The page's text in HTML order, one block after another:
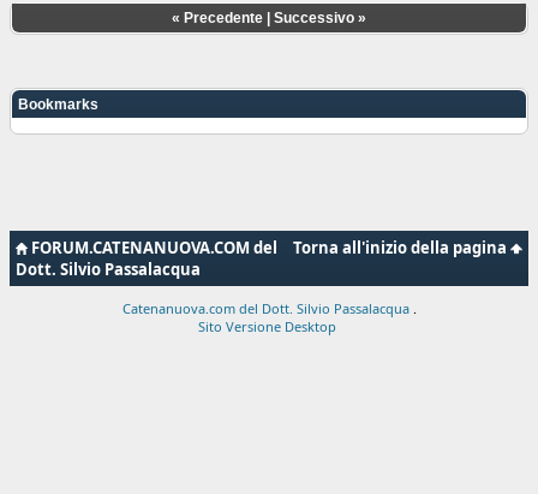
« Precedente Successivo »
Bookmarks
Torna all'inizio della pagina
FORUM.CATENANUOVA.COM del
Dott. Silvio Passalacqua
Catenanuova.com del Dott. Silvio Passalacqua
Sito Versione Desktop